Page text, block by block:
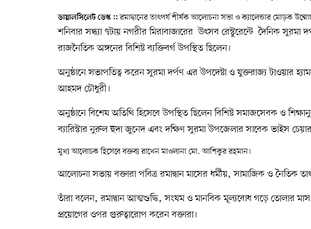
ডায়ালসিলেট ডেস্ক :: রমাদ্বানের তাৎপর্য শীর্ষক আলোচনা সভা ও ক্যালেন্ডার মোড়ক
শনিবার সন্ধ্যা ৭টায় নগরীর মিরাবাজারের উৎসব রেস্টুরেন্টে দৈনিক
রাজনৈতিক অঙ্গনের বিশিষ্ট ব্যক্তিবর্গ উপস্থিত ছিলেন।
অনুষ্ঠানে সভাপতিত্ব করেন সুরমা দর্পণ এর উপদেষ্টা ও যুক্তরাজ্য টাওয়ার
আহমদ চৌধুরী।
অনুষ্ঠানে বিশেষ অতিথি হিসেবে উপস্থিত ছিলেন বিশিষ্ট সমাজসেবক ও
ব্যারিস্টার নুরুল হুদা জুনেদ এবং দক্ষিণ সুরমা উপজেলার সাবেক ভাইস
মুখ্য আলোচক হিসেবে বক্তব্য রাখেন মাওলানা মো. আশিকুর রহমান।
আলোচনা সভায় বক্তারা পবিত্র রমাদ্বান মাসের ধর্মীয়, সামাজিক ও নৈতিক
তাঁরা বলেন, রমাদ্বান আত্মশুদ্ধি, সংযম ও মানবিক মূল্যবোধ গড়ে তোলার মাস।
প্রয়োগের ওপর গুরুত্বারোপ করেন বক্তারা।
সম্পাদকীয় কলাম
DIAL SYLHET